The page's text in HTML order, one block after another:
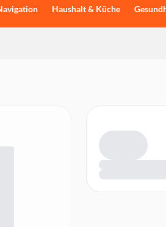
Haushalt & Küche